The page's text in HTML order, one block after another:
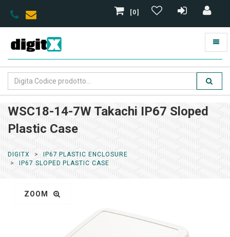
[0]
WSC18-14-7W Takachi IP67 Sloped
Plastic Case
DIGITX
IP67 PLASTIC ENCLOSURE
IP67 SLOPED PLASTIC CASE
ZOOM